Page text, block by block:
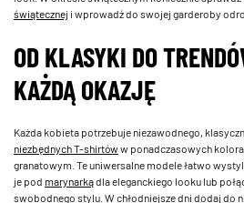
świątecznej i wprowadź do swojej garderoby
OD KLASYKI DO
KAŻDĄ OKAZJĘ
Każda kobieta potrzebuje niezawodnego,
niezbędnych T-shirtóww ponadczasowych
granatowym. Te uniwersalne modele łatwo
je pod marynarkądla eleganckiego looku lub
swobodnego stylu. W chłodniejsze dni dodaj do